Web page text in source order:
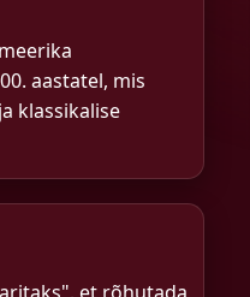
aastatel, mis
klassikalise